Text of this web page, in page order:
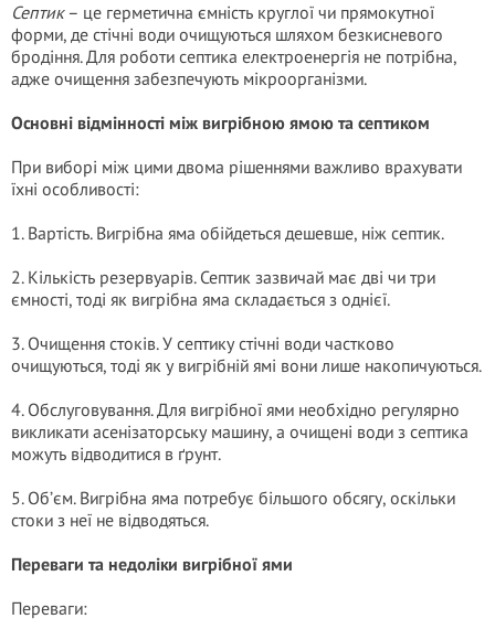
Септик– це герметична ємність круглої чи прямокутної
форми, де стічні води очищуються шляхом безкисневого
бродіння. Для роботи септика електроенергія не потрібна,
адже очищення забезпечують мікроорганізми.
Основні відмінності між вигрібною ямою та септиком
При виборі між цими двома рішеннями важливо врахувати
їхні особливості:
1. Вартість. Вигрібна яма обійдеться дешевше, ніж септик.
2. Кількість резервуарів. Септик зазвичай має дві чи три
ємності, тоді як вигрібна яма складається з однієї.
3. Очищення стоків. У септику стічні води частково
очищуються, тоді як у вигрібній ямі вони лише накопичуються.
4. Обслуговування. Для вигрібної ями необхідно регулярно
викликати асенізаторську машину, а очищені води з септика
можуть відводитися в ґрунт.
5. Об’єм. Вигрібна яма потребує більшого обсягу, оскільки
стоки з неї не відводяться.
Переваги та недоліки вигрібної ями
Переваги: